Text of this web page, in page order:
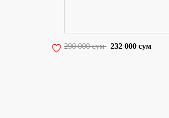
290 000 сум 232 000 сум